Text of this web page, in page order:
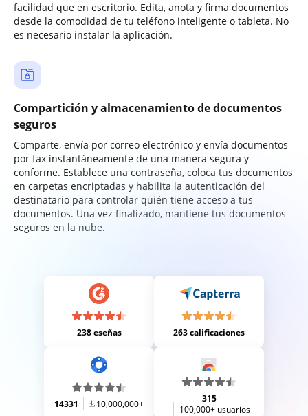
facilidad que en escritorio. Edita, anota y firma documentos
desde la comodidad de tu teléfono inteligente o tableta. No
es necesario instalar la aplicación.
Compartición y almacenamiento de documentos
seguros
Comparte, envía por correo electrónico y envía documentos
por fax instantáneamente de una manera segura y
conforme. Establece una contraseña, coloca tus documentos
en carpetas encriptadas y habilita la autenticación del
destinatario para controlar quién tiene acceso a tus
documentos. Una vez finalizado, mantiene tus documentos
seguros en la nube.
238 eseñas 263 calificaciones
14331 10,000,000+
315
100,000+ usuarios